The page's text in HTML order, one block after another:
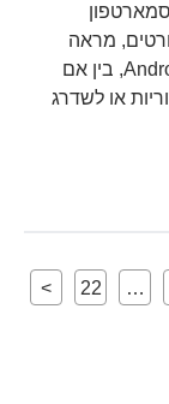
מראה
איך לשנות את המיקום ב-iPhone וב-Android, בין אם
או לשדרג
…
22
>